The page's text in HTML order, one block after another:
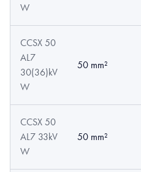
W
CCSX 50
AL7
30(36)kV
W
50 mm²
CCSX 50
AL7 33kV
W
50 mm²